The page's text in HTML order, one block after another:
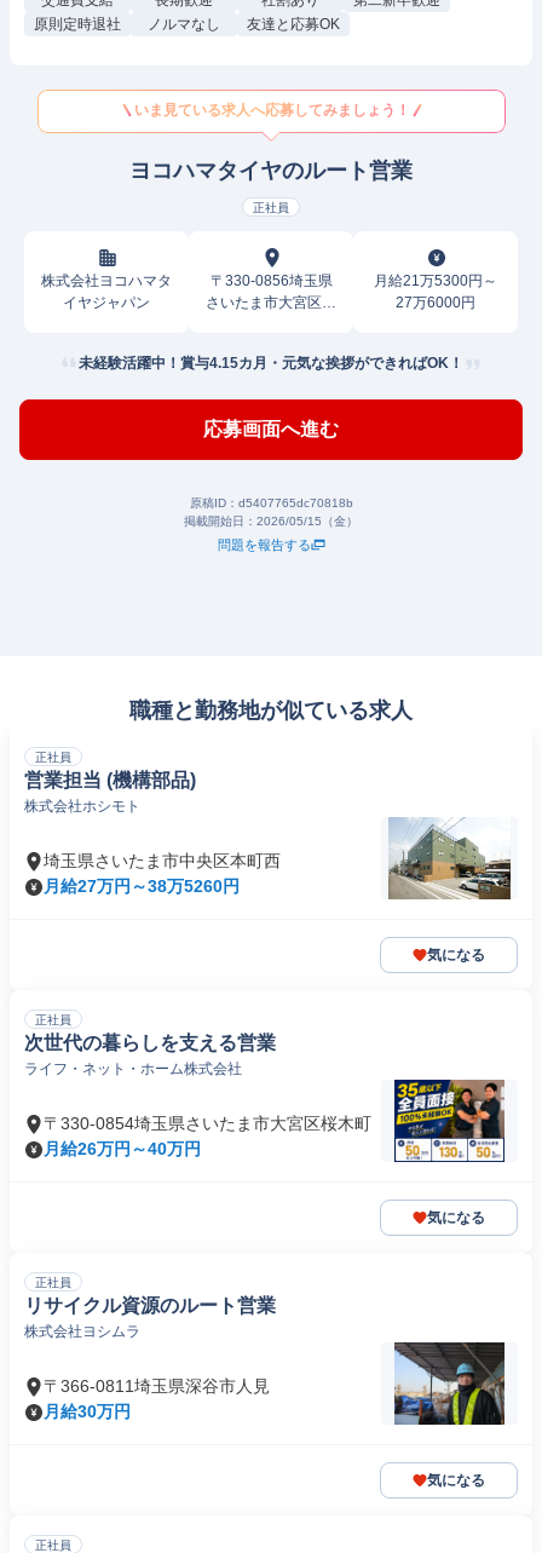
原則定時退社
ノルマなし 友達と応募OK
いま見ている求人へ応募してみましょう！
ヨコハマタイヤのルート営業
正社員
株式会社ヨコハマタ
イヤジャパン
〒330-0856埼玉県
さいたま市大宮区三
月給21万5300円～
27万6000円
未経験活躍中！賞与4.15カ月・元気な挨拶ができればOK！
応募画面へ進む
原稿ID： d5407765dc70818b
掲載開始日： 2026/05/15（金）
問題を報告する
職種と勤務地が似ている求人
正社員
営業担当 (機構部品)
株式会社ホシモト
埼玉県さいたま市中央区本町西
月給27万円～38万5260円
気になる
正社員
次世代の暮らしを支える営業
ライフ・ネット・ホーム株式会社
〒330-0854埼玉県さいたま市大宮区桜木町
月給26万円～40万円
気になる
正社員
リサイクル資源のルート営業
株式会社ヨシムラ
〒366-0811埼玉県深谷市人見
月給30万円
気になる
正社員